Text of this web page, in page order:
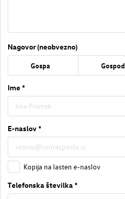
Nagovor (neobvezno)
Gospa Gospod
Ime *
E-naslov *
Kopija na lasten e-naslov
Telefonska številka *